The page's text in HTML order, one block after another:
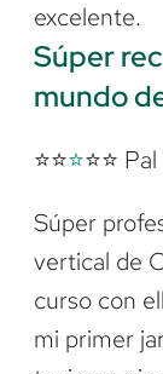
excelente.
Súper
mundo
⭐⭐⭐⭐⭐
Súper
vertical de
curso con
mi primer